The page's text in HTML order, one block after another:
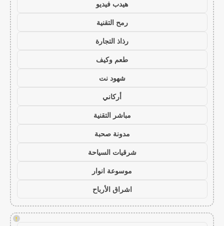
هيدب فيديو
رمح التقنية
رذاذ التجارة
طعم وكيف
شهود نت
أركاني
مباشر التقنية
مدونة صحبة
شرقيات السياحة
موسوعة انوار
اشراق الأرباح
!